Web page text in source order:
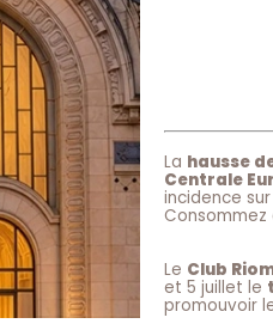
La hausse
Centrale
incidence
Consommez
Le Club
et 5 juillet le
promouvoir